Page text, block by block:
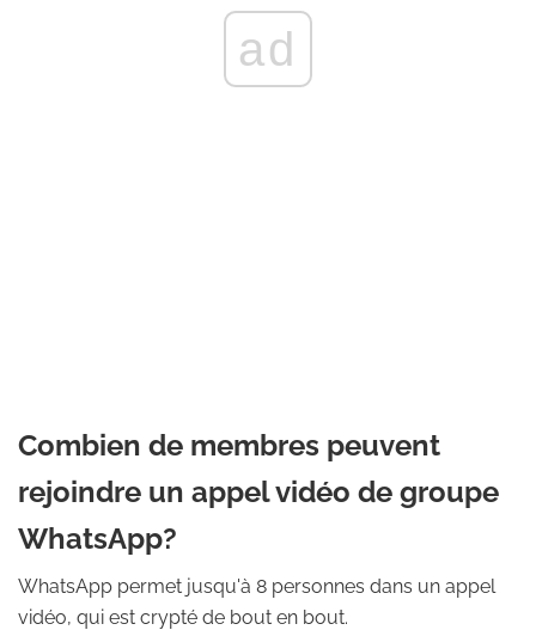
ad
Combien de membres peuvent
rejoindre un appel vidéo de groupe
WhatsApp?
WhatsApp permet jusqu'à 8 personnes dans un appel
vidéo, qui est crypté de bout en bout.